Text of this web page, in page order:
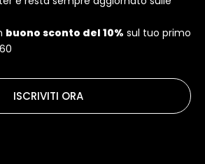
buono sconto del 10% sul tuo primo
ISCRIVITI ORA